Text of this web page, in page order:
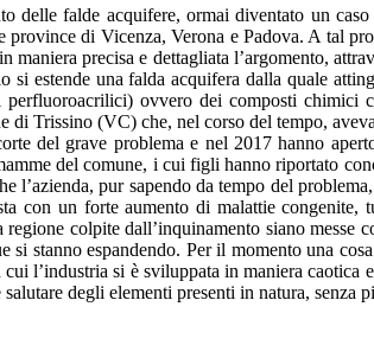
delle falde acquifere, ormai diventato un
province di Vicenza, Verona e Padova. A tal
precisa e dettagliata l’argomento,
estende una falda acquifera dalla quale
perfluoroacrilici) ovvero dei composti
di Trissino (VC) che, nel corso del tempo,
del grave problema e nel 2017 hanno
del comune, i cui figli hanno riportato
l’azienda, pur sapendo da tempo del
con un forte aumento di malattie
regione colpite dall’inquinamento siano
stanno espandendo. Per il momento una
l’industria si è sviluppata in maniera
degli elementi presenti in natura, senza